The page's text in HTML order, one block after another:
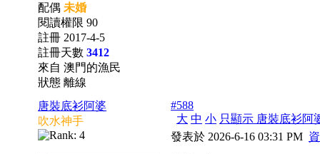
配偶 未婚
閱讀權限 90
註冊 2017-4-5
註冊天數 3412
來自 澳門的漁民
狀態 離線
唐裝底衫阿婆
吹水神手
#588
大 中 小 只顯示 唐裝底衫阿
發表於 2026-6-16 03:31 PM